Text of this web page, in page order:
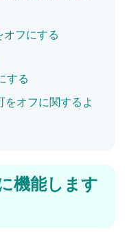
オフにする
する
オフに関するよ
機能します